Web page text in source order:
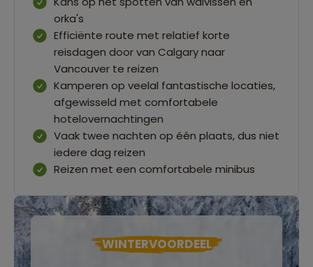
orka's
Efficiënte route met relatief korte
reisdagen door van Calgary naar
Vancouver te reizen
Kamperen op veelal fantastische locaties,
afgewisseld met comfortabele
hotelovernachtingen
Vaak twee nachten op één plaats, dus niet
iedere dag reizen
Reizen met een comfortabele minibus
WINTERVOORDEEL